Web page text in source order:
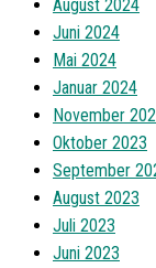
August 2024
Juni 2024
Mai 2024
Januar 2024
November
Oktober 2023
September
August 2023
Juli 2023
Juni 2023